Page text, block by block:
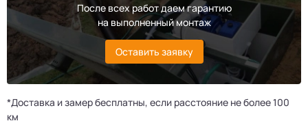
После всех работ даем гарантию
на выполненный монтаж
Оставить заявку
*Доставка и замер бесплатны, если расстояние не более 100
км